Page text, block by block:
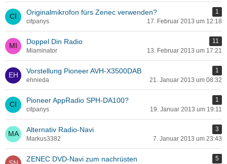
Originalmikrofon fürs Zenec verwenden?
1
citpanys
17. Februar 2013 um 12:18
Doppel Din Radio
11
Miaminator
13. Februar 2013 um 17:21
Vorstellung Pioneer AVH-X3500DAB
1
ehnieda
21. Januar 2013 um 08:32
Pioneer AppRadio SPH-DA100?
1
citpanys
19. Januar 2013 um 19:11
Alternativ Radio-Navi
3
Markus3382
7. Januar 2013 um 23:43
ZENEC DVD-Navi zum nachrüsten
5